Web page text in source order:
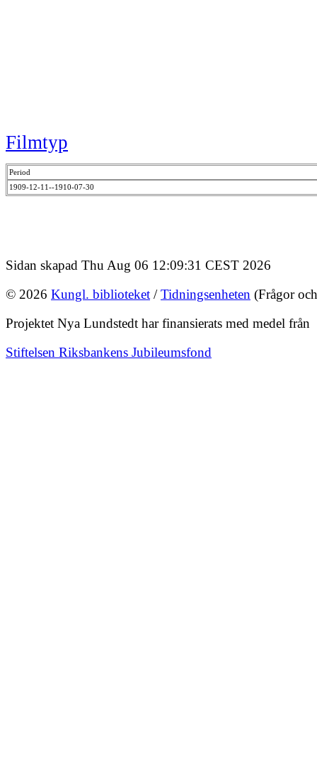
Filmtyp
Period
1909-12-11--1910-07-30
Sidan skapad Thu Aug 06 12:09:31 CEST 2026
© 2026 Kungl. biblioteket /Tidningsenheten (Frågor
Projektet Nya Lundstedt har finansierats med medel från
Stiftelsen Riksbankens Jubileumsfond